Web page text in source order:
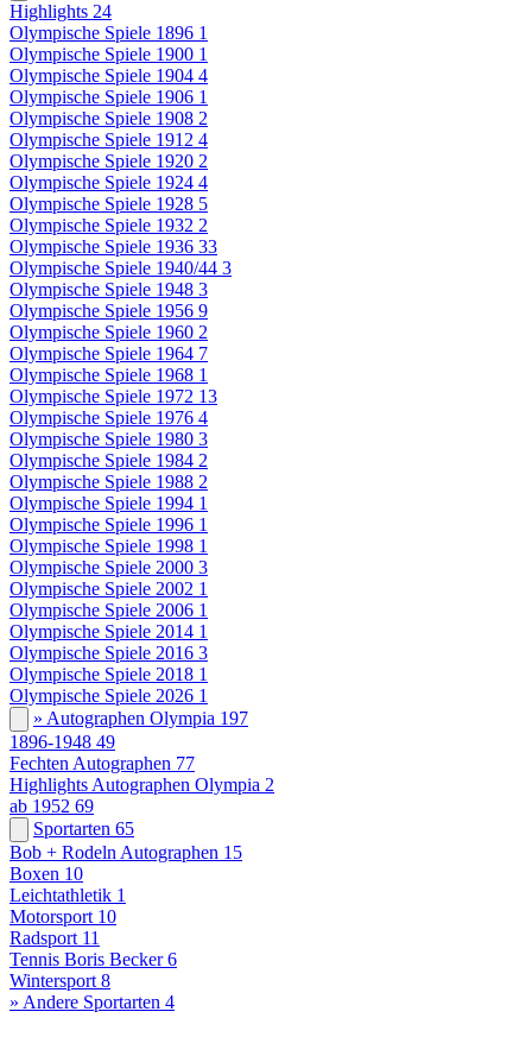
Highlights 24
Olympische Spiele 1896 1
Olympische Spiele 1900 1
Olympische Spiele 1904 4
Olympische Spiele 1906 1
Olympische Spiele 1908 2
Olympische Spiele 1912 4
Olympische Spiele 1920 2
Olympische Spiele 1924 4
Olympische Spiele 1928 5
Olympische Spiele 1932 2
Olympische Spiele 1936 33
Olympische Spiele 1940/44 3
Olympische Spiele 1948 3
Olympische Spiele 1956 9
Olympische Spiele 1960 2
Olympische Spiele 1964 7
Olympische Spiele 1968 1
Olympische Spiele 1972 13
Olympische Spiele 1976 4
Olympische Spiele 1980 3
Olympische Spiele 1984 2
Olympische Spiele 1988 2
Olympische Spiele 1994 1
Olympische Spiele 1996 1
Olympische Spiele 1998 1
Olympische Spiele 2000 3
Olympische Spiele 2002 1
Olympische Spiele 2006 1
Olympische Spiele 2014 1
Olympische Spiele 2016 3
Olympische Spiele 2018 1
Olympische Spiele 2026 1
» Autographen Olympia 197
1896-1948 49
Fechten Autographen 77
Highlights Autographen Olympia 2
ab 1952 69
Sportarten 65
Bob + Rodeln Autographen 15
Boxen 10
Leichtathletik 1
Motorsport 10
Radsport 11
Tennis Boris Becker6
Wintersport 8
» Andere Sportarten 4